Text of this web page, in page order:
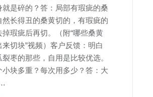
就是碎的？答：局部有瑕疵的桑
然长得丑的桑黄切的，有瑕疵的
掉瑕疵后再切。（附“哪些桑黄
切块”视频）客户反馈：明白
裂枣的那些，自用是比较优选。
小块多重？每次用多少？答：大